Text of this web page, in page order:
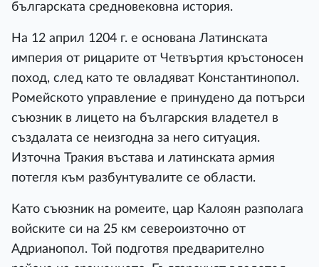
българската средновековна история.
На 12 април 1204 г. е основана Латинската
империя от рицарите от Четвъртия кръстоносен
поход, след като те овладяват Константинопол.
Ромейското управление е принудено да потърси
съюзник в лицето на българския владетел в
създалата се неизгодна за него ситуация.
Източна Тракия въстава и латинската армия
потегля към разбунтувалите се области.
Като съюзник на ромеите, цар Калоян разполага
войските си на 25 км североизточно от
Адрианопол. Той подготвя предварително